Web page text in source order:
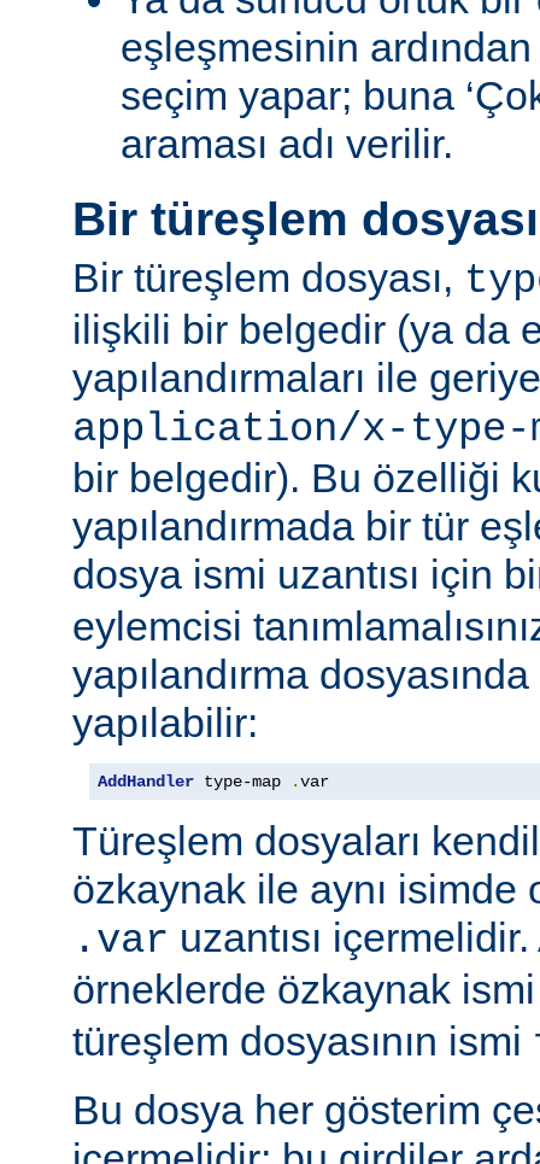
eşleşmesinin
seçim yapar; buna
araması adı verilir.
Bir türeşlem
Bir türeşlem dosyası,
ilişkili bir belgedir (ya da
yapılandırmaları ile
application/x-type-
bir belgedir). Bu özelliği
yapılandırmada bir tür
dosya ismi uzantısı için
eylemcisi
yapılandırma
yapılabilir:
AddHandler type-map .var
Türeşlem dosyaları
özkaynak ile aynı isimde
.var uzantısı
örneklerde özkaynak
türeşlem dosyasının ismi
Bu dosya her gösterim